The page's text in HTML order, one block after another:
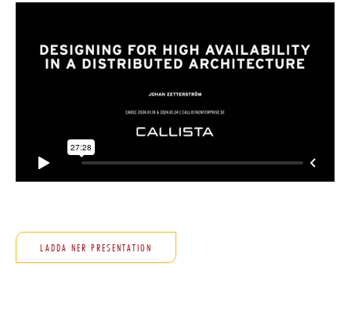
LADDA NER PRESENTATION